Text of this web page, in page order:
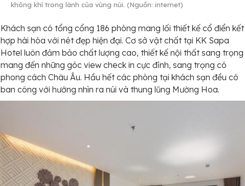
không khí trong lành của vùng núi. (Nguồn: internet)
Khách sạn có tổng cổng 186 phòng mang lối thiết kế cổ điển kết
hợp hài hòa với nét đẹp hiện đại. Cơ sở vật chất tại KK Sapa
Hotel luôn đảm bảo chất lượng cao, thiết kế nội thất sang trọng
mang đến những góc view check in cực đỉnh, sang trọng có
phong cách Châu Âu. Hầu hết các phòng tại khách sạn đều có
ban công với hướng nhìn ra núi và thung lũng Mường Hoa.